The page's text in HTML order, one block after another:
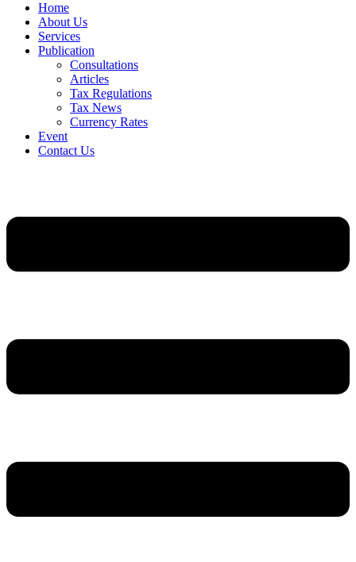
Home
About Us
Services
Publication
Consultations
Articles
Tax Regulations
Tax News
Currency Rates
Event
Contact Us